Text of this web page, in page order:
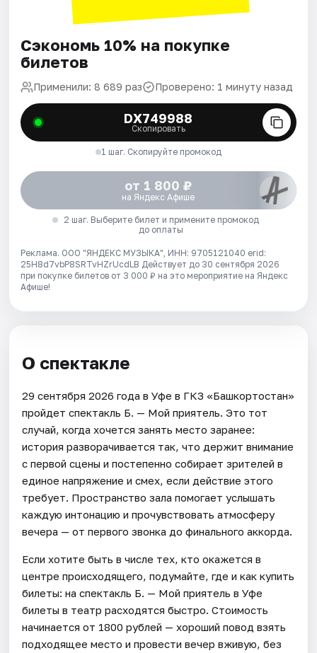
Сэкономь 10% на покупке
билетов
Применили: 8 689 раз Проверено: 1 минуту назад
DX749988
Скопировать
1 шаг. Скопируйте промокод
от 1 800 ₽
на Яндекс Афише
2 шаг. Выберите билет и примените промокод
до оплаты
Реклама. ООО "ЯНДЕКС МУЗЫКА", ИНН: 9705121040 erid:
25H8d7vbP8SRTvHZrUcdLB Действует до 30 сентября 2026
при покупке билетов от 3 000 ₽ на это мероприятие на Яндекс
Афише!
О спектакле
29 сентября 2026 года в Уфе в ГКЗ «Башкортостан»
пройдет спектакль Б. — Мой приятель. Это тот
случай, когда хочется занять место заранее:
история разворачивается так, что держит внимание
с первой сцены и постепенно собирает зрителей в
единое напряжение и смех, если действие этого
требует. Пространство зала помогает услышать
каждую интонацию и прочувствовать атмосферу
вечера — от первого звонка до финального аккорда.
Если хотите быть в числе тех, кто окажется в
центре происходящего, подумайте, где и как купить
билеты: на спектакль Б. — Мой приятель в Уфе
билеты в театр расходятся быстро. Стоимость
начинается от 1800 рублей — хороший повод взять
подходящее место и провести вечер вживую, без